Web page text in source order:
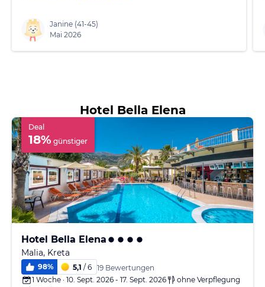
Janine (41-45)
Mai 2026
Hotel Bella Elena
Deal
18% günstiger
Hotel Bella Elena
Malia, Kreta
98% 5,1 / 6 19 Bewertungen
1 Woche · 10. Sept. 2026 - 17. Sept. 2026
ohne Verpflegung